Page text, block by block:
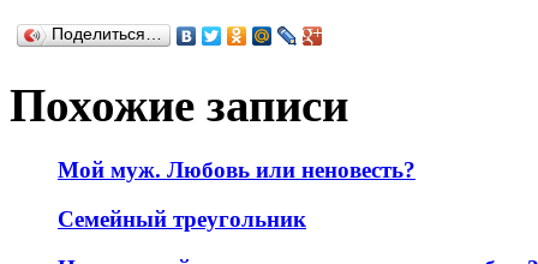
Поделиться…
Похожие записи
Мой муж. Любовь или неновесть?
Семейный треугольник